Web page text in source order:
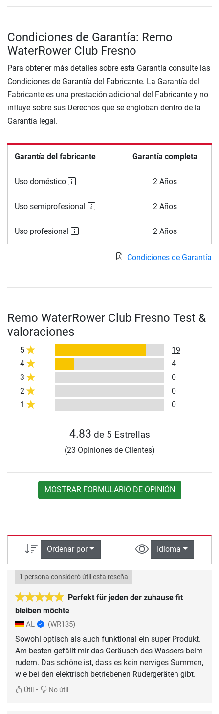
Condiciones de Garantía: Remo
WaterRower Club Fresno
Para obtener más detalles sobre esta Garantía consulte las
Condiciones de Garantía del Fabricante. La Garantía del
Fabricante es una prestación adicional del Fabricante y no
influye sobre sus Derechos que se engloban dentro de la
Garantía legal.
Garantía del fabricante Garantía completa
Uso doméstico 2 Años
Uso semiprofesional 2 Años
Uso profesional 2 Años
Condiciones de Garantía
Remo WaterRower Club Fresno Test &
valoraciones
5
19
4
4
3
0
2
0
1
0
4.83 de 5 Estrellas
(23 Opiniones de Clientes)
MOSTRAR FORMULARIO DE OPINIÓN
Ordenar por Idioma
Perfekt für jeden der zuhause fit
bleiben möchte
1 persona consideró útil esta reseña
AL (WR135)
Sowohl optisch als auch funktional ein super Produkt.
Am besten gefällt mir das Geräusch des Wassers beim
rudern. Das schöne ist, dass es kein nerviges Summen,
wie bei den elektrisch betriebenen Rudergeräten gibt.
Útil • No útil